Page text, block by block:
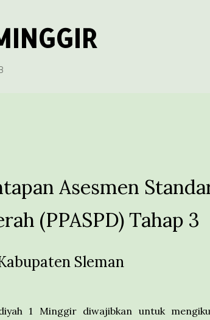
Asesmen
(PPASPD) Tahap 3
Sleman
1 Minggir diwajibkan untuk